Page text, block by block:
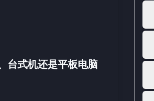
台式机还是平板电脑